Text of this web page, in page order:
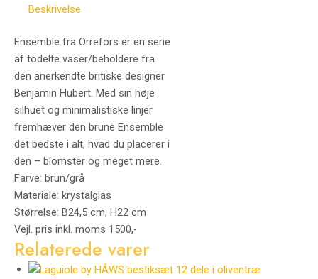
Beskrivelse
Ensemble fra Orrefors er en serie
af todelte vaser/beholdere fra
den anerkendte britiske designer
Benjamin Hubert. Med sin høje
silhuet og minimalistiske linjer
fremhæver den brune Ensemble
det bedste i alt, hvad du placerer i
den – blomster og meget mere.
Farve: brun/grå
Materiale: krystalglas
Størrelse: B24,5 cm, H22 cm
Vejl. pris inkl. moms 1500,-
Relaterede varer